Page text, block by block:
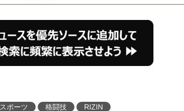
スポーツ 格闘技 RIZIN